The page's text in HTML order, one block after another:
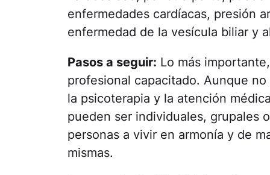
enfermedades cardíacas, presión
enfermedad de la vesícula biliar y
Pasos a seguir: Lo más
profesional capacitado. Aunque
la psicoterapia y la atención
pueden ser individuales, grupales
personas a vivir en armonía y de
mismas.